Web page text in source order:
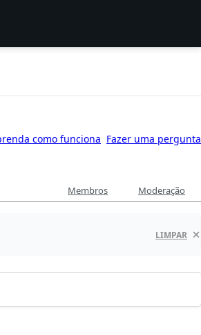
como funciona Fazer uma pergunta
Membros Moderação
LIMPAR